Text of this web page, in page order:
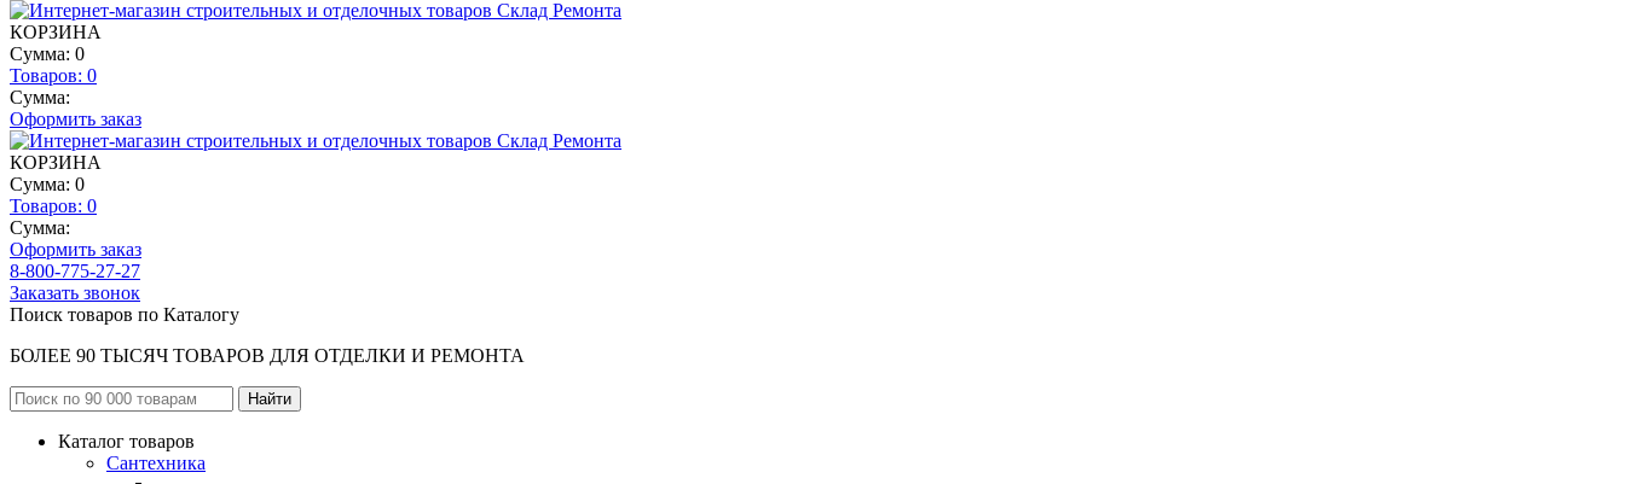
КОРЗИНА
Сумма: 0
Товаров: 0
Сумма:
Оформить заказ
КОРЗИНА
Сумма: 0
Товаров: 0
Сумма:
Оформить заказ
8-800-775-27-27
Заказать звонок
Поиск товаров по Каталогу
БОЛЕЕ 90 ТЫСЯЧ ТОВАРОВ ДЛЯ ОТДЕЛКИ И РЕМОНТА
Каталог товаров
Сантехника